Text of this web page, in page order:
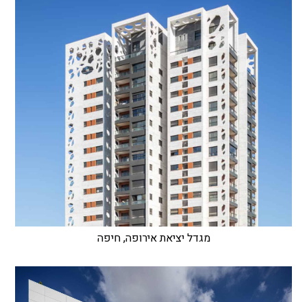
מגדל יציאת אירופה, חיפה